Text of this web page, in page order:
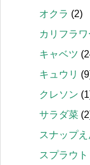
オクラ (2)
カリフラワ
キャベツ
キュウリ
クレソン
サラダ菜
スナップえ
スプラウト